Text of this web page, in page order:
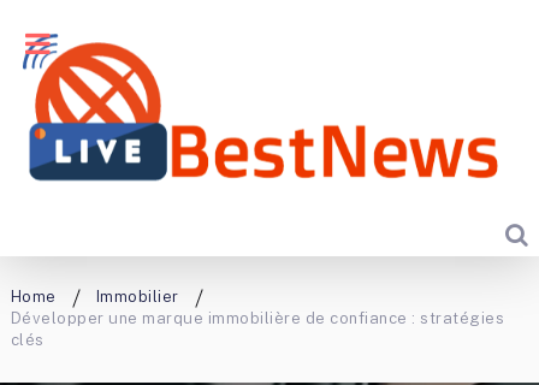
Home
Immobilier
Développer une marque immobilière de confiance : stratégies
clés